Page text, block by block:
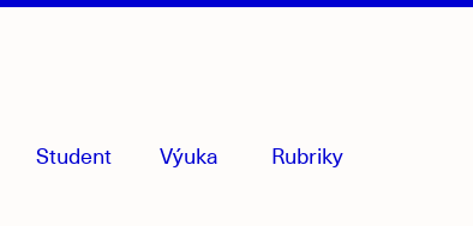
Student Výuka Rubriky